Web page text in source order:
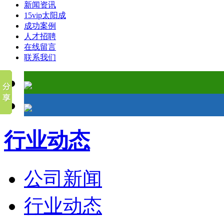
新闻资讯
15vip太阳成
成功案例
人才招聘
在线留言
联系我们
行业动态
公司新闻
行业动态